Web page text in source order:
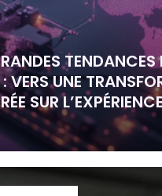
TENDANCES
VERS UNE
SUR